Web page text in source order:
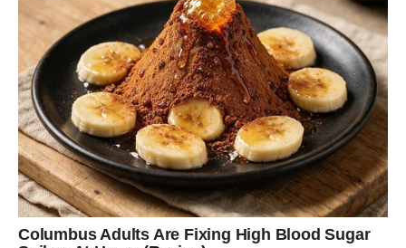
Ako ste slobodni, postoji velika mogućnost da upoznate
osobu koja će vas osvojiti iskrenošću, smislom za humor i
vedrim pogledom na život. Od prvog susreta osjetićete
posebnu povezanost koja će vas iz dana u dan sve više
zbližavati.
Ako ste zauzeti, odnos sa partnerom postaće mnogo
topliji i ispunjeniji. Više pažnje, zajedničkih planova i
iskrenih razgovora donijeće vam osjećaj sigurnosti i
međusobnog povjerenja.